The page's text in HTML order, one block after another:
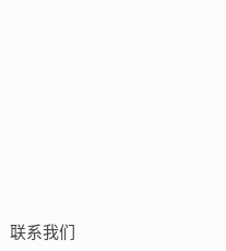
联系我们